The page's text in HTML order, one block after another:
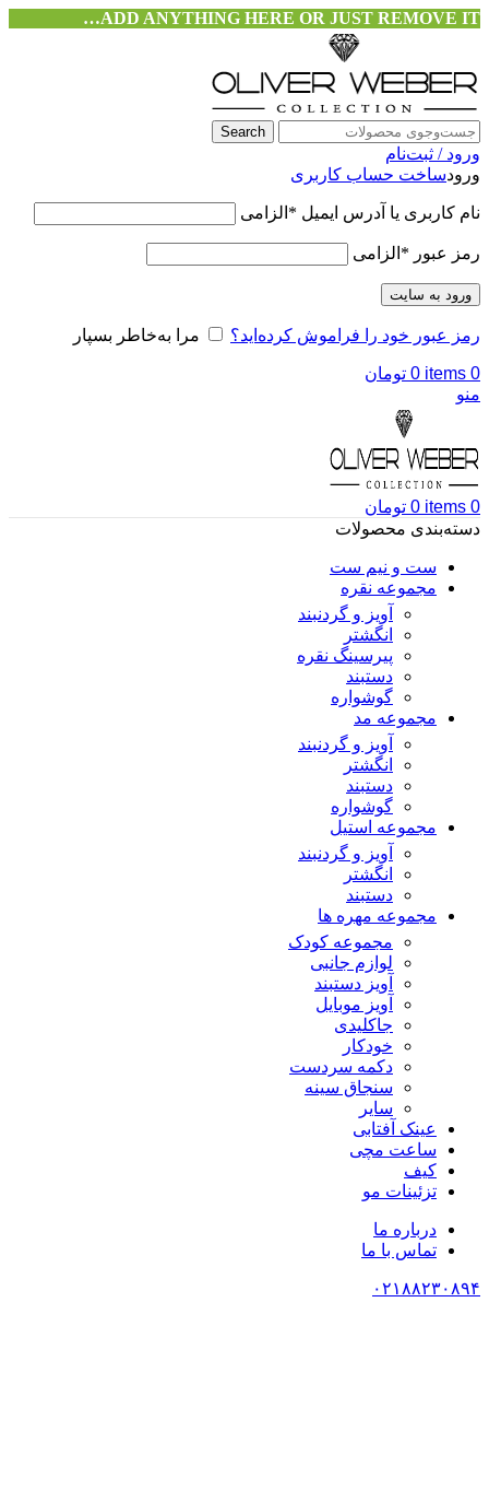
ADD ANYTHING HERE OR JUST REMOVE IT…
Search
ورود / ثبت‌نام
ورودساخت حساب کاربری
نام کاربری یا آدرس ایمیل * الزامی
رمز عبور * الزامی
ورود به سایت
رمز عبور خود را فراموش کرده‌اید؟ مرا به‌خاطر بسپار
0
items
0 تومان
منو
0
items
0 تومان
دسته‌بندی محصولات
ست و نیم ست
مجموعه نقره
آویز و گردنبند
انگشتر
پیرسینگ نقره
دستبند
گوشواره
مجموعه مد
آویز و گردنبند
انگشتر
دستبند
گوشواره
مجموعه استیل
آویز و گردنبند
انگشتر
دستبند
مجموعه مهره ها
مجموعه کودک
لوازم جانبی
آویز دستبند
آویز موبایل
جاکلیدی
خودکار
دکمه سردست
سنجاق سینه
سایر
عینک آفتابی
ساعت مچی
کیف
تزئینات مو
درباره ما
تماس با ما
۰۲۱۸۸۲۳۰۸۹۴